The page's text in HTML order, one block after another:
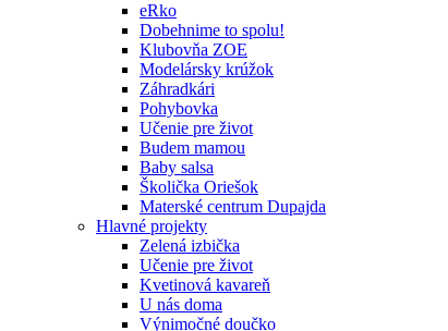
eRko
Dobehnime to spolu!
Klubovňa ZOE
Modelársky krúžok
Záhradkári
Pohybovka
Učenie pre život
Budem mamou
Baby salsa
Školička Oriešok
Materské centrum Dupajda
Hlavné projekty
Zelená izbička
Učenie pre život
Kvetinová kavareň
U nás doma
Výnimočné doučko